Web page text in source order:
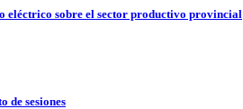
eléctrico sobre el sector productivo provincial
de sesiones